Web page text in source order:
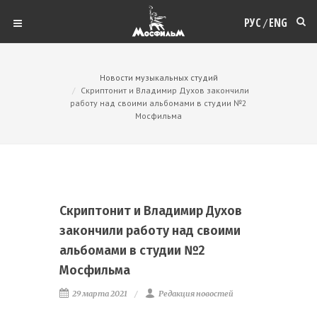
РУС /ENG
Новости музыкальных студий
Скриптонит и Владимир Духов закончили
работу над своими альбомами в студии №2
Мосфильма
Скриптонит и Владимир Духов
закончили работу над своими
альбомами в студии №2
Мосфильма
29 марта 2021 Редакция новостей